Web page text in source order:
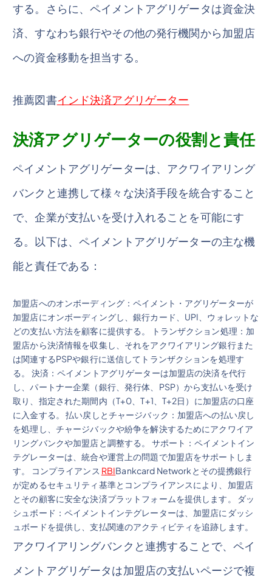
する。さらに、ペイメントアグリゲータは資金決
済、すなわち銀行やその他の発行機関から加盟店
への資金移動を担当する。
推薦図書インド決済アグリゲーター
決済アグリゲーターの役割と責任
ペイメントアグリゲーターは、アクワイアリング
バンクと連携して様々な決済手段を統合すること
で、企業が支払いを受け入れることを可能にす
る。以下は、ペイメントアグリゲーターの主な機
能と責任である：
加盟店へのオンボーディング：ペイメント・アグリゲーターが
加盟店にオンボーディングし、銀行カード、UPI、ウォレットな
どの支払い方法を顧客に提供する。 トランザクション処理：加
盟店から決済情報を収集し、それをアクワイアリング銀行また
は関連するPSPや銀行に送信してトランザクションを処理す
る。 決済：ペイメントアグリゲーターは加盟店の決済を代行
し、パートナー企業（銀行、発行体、PSP）から支払いを受け
取り、指定された期間内（T+0、T+1、T+2日）に加盟店の口座
に入金する。 払い戻しとチャージバック：加盟店への払い戻し
を処理し、チャージバックや紛争を解決するためにアクワイア
リングバンクや加盟店と調整する。 サポート：ペイメントイン
テグレーターは、統合や運営上の問題で加盟店をサポートしま
す。 コンプライアンス RBIBankcard Networkとその提携銀行
が定めるセキュリティ基準とコンプライアンスにより、加盟店
とその顧客に安全な決済プラットフォームを提供します。 ダッ
シュボード：ペイメントインテグレーターは、加盟店にダッシ
ュボードを提供し、支払関連のアクティビティを追跡します。
アクワイアリングバンクと連携することで、ペイ
メントアグリゲータは加盟店の支払いページで複